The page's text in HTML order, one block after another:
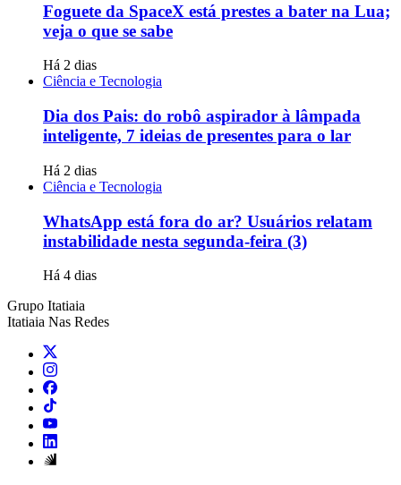
Foguete da SpaceX está prestes a bater na Lua;
veja o que se sabe
Há 2 dias
Ciência e Tecnologia
Dia dos Pais: do robô aspirador à lâmpada
inteligente, 7 ideias de presentes para o lar
Há 2 dias
Ciência e Tecnologia
WhatsApp está fora do ar? Usuários relatam
instabilidade nesta segunda-feira (3)
Há 4 dias
Grupo Itatiaia
Itatiaia Nas Redes